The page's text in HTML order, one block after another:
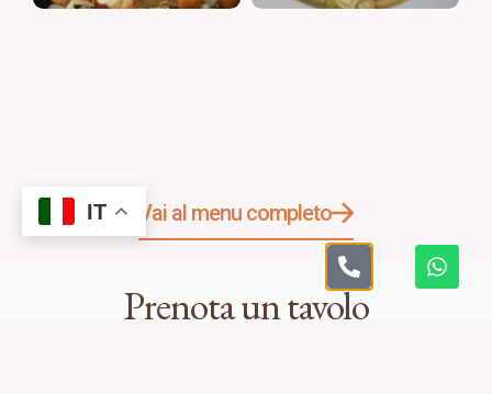
Vai al menu completo
Prenota un tavolo
IT